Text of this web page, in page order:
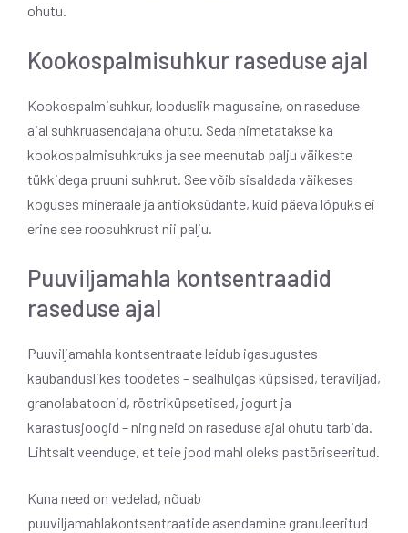
ohutu.
Kookospalmisuhkur raseduse ajal
Kookospalmisuhkur, looduslik magusaine, on raseduse
ajal suhkruasendajana ohutu. Seda nimetatakse ka
kookospalmisuhkruks ja see meenutab palju väikeste
tükkidega pruuni suhkrut. See võib sisaldada väikeses
koguses mineraale ja antioksüdante, kuid päeva lõpuks ei
erine see roosuhkrust nii palju.
Puuviljamahla kontsentraadid
raseduse ajal
Puuviljamahla kontsentraate leidub igasugustes
kaubanduslikes toodetes – sealhulgas küpsised, teraviljad,
granolabatoonid, röstriküpsetised, jogurt ja
karastusjoogid – ning neid on raseduse ajal ohutu tarbida.
Lihtsalt veenduge, et teie jood mahl oleks pastöriseeritud.
Kuna need on vedelad, nõuab
puuviljamahlakontsentraatide asendamine granuleeritud